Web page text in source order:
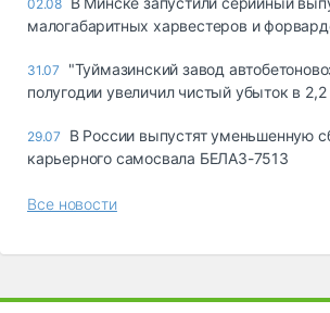
02.08
малогабаритных харвестеров и
31.07
"Туймазинский завод
полугодии увеличил чистый убыток в 2,2
29.07
В России выпустят уменьшенную
карьерного самосвала БЕЛАЗ-7513
Все новости